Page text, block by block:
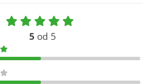
5 od 5